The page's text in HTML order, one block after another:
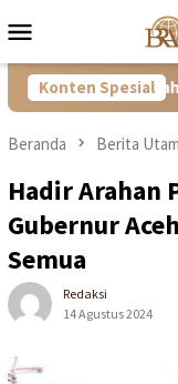
ke
Mobile
Konten Spesial
Kisah Ibu di
Beranda Berita
Hadir Arahan
Gubernur
Semua
Redaksi
14 Agustus 2024